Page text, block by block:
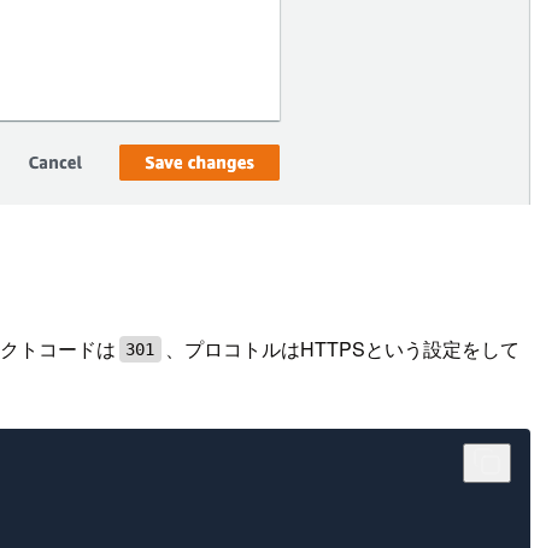
トコードは 301
、プロコトルはHTTPSという設定をして